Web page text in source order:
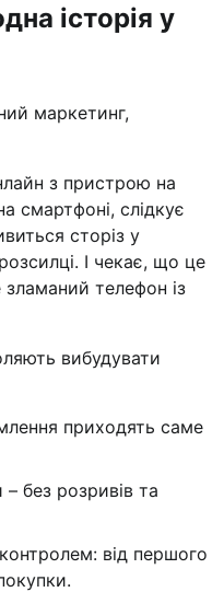
історія у
маркетинг,
з пристрою на
смартфоні, слідкує
сторіз у
І чекає, що це
телефон із
вибудувати
приходять саме
без розривів та
від першого